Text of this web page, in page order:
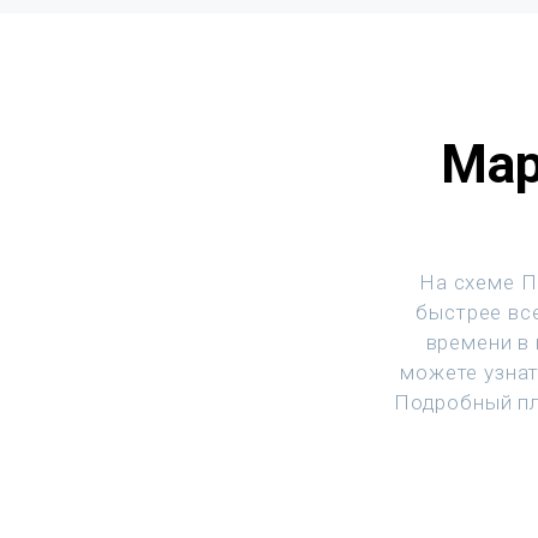
На схеме
быстрее
времени в
можете
Подробный